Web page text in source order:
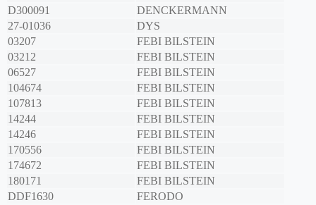
D300091
DENCKERMANN
27-01036
DYS
03207
FEBI BILSTEIN
03212
FEBI BILSTEIN
06527
FEBI BILSTEIN
104674
FEBI BILSTEIN
107813
FEBI BILSTEIN
14244
FEBI BILSTEIN
14246
FEBI BILSTEIN
170556
FEBI BILSTEIN
174672
FEBI BILSTEIN
180171
FEBI BILSTEIN
DDF1630
FERODO